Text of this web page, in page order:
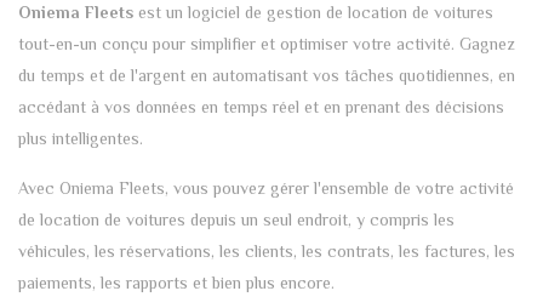
Oniema Fleetsest un logiciel de gestion de location de voitures
tout-en-un conçu pour simplifier et optimiser votre activité. Gagnez
du temps et de l'argent en automatisant vos tâches quotidiennes, en
accédant à vos données en temps réel et en prenant des décisions
plus intelligentes.
Avec Oniema Fleets, vous pouvez gérer l'ensemble de votre activité
de location de voitures depuis un seul endroit, y compris les
véhicules, les réservations, les clients, les contrats, les factures, les
paiements, les rapports et bien plus encore.